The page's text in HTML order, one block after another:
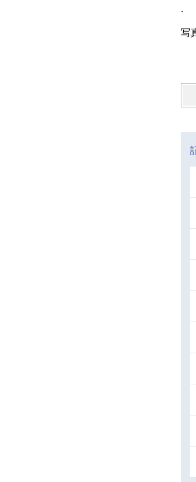
.
写